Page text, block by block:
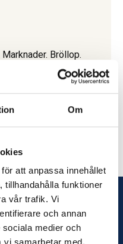
Om
att anpassa innehållet
tillhandahålla funktioner
vår trafik. Vi
och annan
medier och
Bröllop.
av kuskar.
och
– och erbjuder